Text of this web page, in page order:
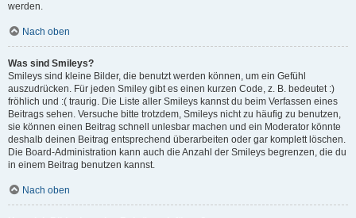
werden.
Nach oben
Was sind Smileys?
Smileys sind kleine Bilder, die benutzt werden können, um ein Gefühl
auszudrücken. Für jeden Smiley gibt es einen kurzen Code, z. B. bedeutet :)
fröhlich und :( traurig. Die Liste aller Smileys kannst du beim Verfassen eines
Beitrags sehen. Versuche bitte trotzdem, Smileys nicht zu häufig zu benutzen,
sie können einen Beitrag schnell unlesbar machen und ein Moderator könnte
deshalb deinen Beitrag entsprechend überarbeiten oder gar komplett löschen.
Die Board-Administration kann auch die Anzahl der Smileys begrenzen, die du
in einem Beitrag benutzen kannst.
Nach oben